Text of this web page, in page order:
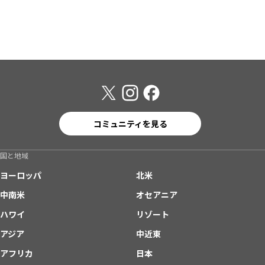
コミュニティを見る
国と地域
ヨーロッパ
北米
中南米
オセアニア
ハワイ
リゾート
アジア
中近東
アフリカ
日本